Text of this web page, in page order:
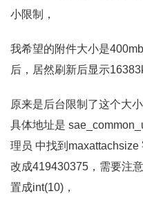
小限制，
我希望的附件大小是
后，居然刷新后显示
原来是后台限制了这个大
具体地址是
理员 中找到
改成419430375，需要注
置成int(10)，